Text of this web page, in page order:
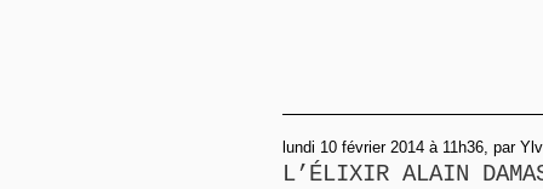
lundi 10 février 2014 à 11h36, par
L’ÉLIXIR ALAIN